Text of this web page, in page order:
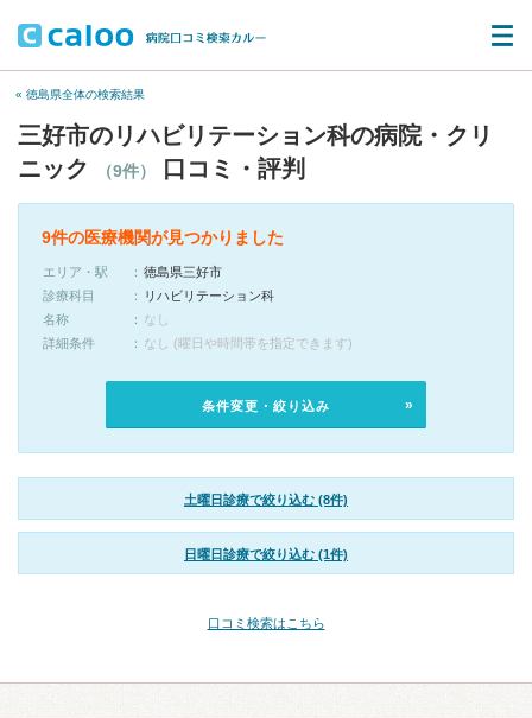
« 徳島県全体の検索結果
三好市のリハビリテーション科の病院・クリ
ニック
（9件） 口コミ・評判
9件の医療機関が見つかりました
エリア・駅
徳島県三好市
診療科目
リハビリテーション科
名称
なし
詳細条件
なし (曜日や時間帯を指定できます)
条件変更・絞り込み
土曜日診療で絞り込む (8件)
日曜日診療で絞り込む (1件)
口コミ検索はこちら